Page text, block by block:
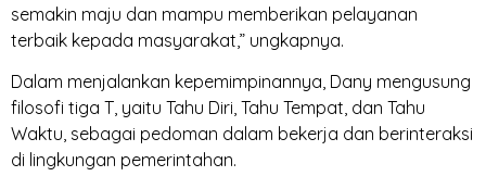
semakin maju dan mampu memberikan pelayanan
terbaik kepada masyarakat,” ungkapnya.
Dalam menjalankan kepemimpinannya, Dany mengusung
filosofi tiga T, yaitu Tahu Diri, Tahu Tempat, dan Tahu
Waktu, sebagai pedoman dalam bekerja dan berinteraksi
di lingkungan pemerintahan.